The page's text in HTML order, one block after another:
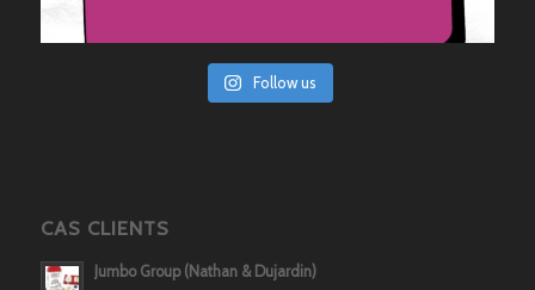
Follow us
CAS CLIENTS
Jumbo Group (Nathan & Dujardin)